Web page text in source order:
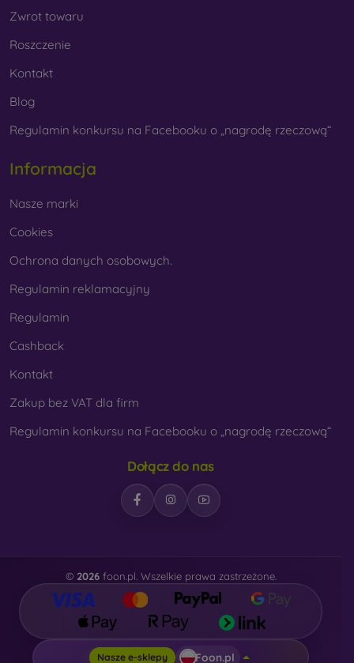
Zwrot towaru
Roszczenie
Kontakt
Blog
Regulamin konkursu na Facebooku o „nagrodę rzeczową“
Informacja
Nasze marki
Cookies
Ochrona danych osobowych.
Regulamin reklamacyjny
Regulamin
Cashback
Kontakt
Zakup bez VAT dla firm
Regulamin konkursu na Facebooku o „nagrodę rzeczową“
Dołącz do nas
© 2026foon.pl. Wszelkie prawa zastrzeżone.
Nasze e-sklepy Foon.pl